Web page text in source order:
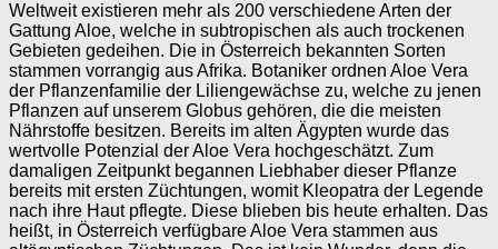
Weltweit existieren mehr als 200 verschiedene Arten der
Gattung Aloe, welche in subtropischen als auch trockenen
Gebieten gedeihen. Die in Österreich bekannten Sorten
stammen vorrangig aus Afrika. Botaniker ordnen Aloe Vera
der Pflanzenfamilie der Liliengewächse zu, welche zu jenen
Pflanzen auf unserem Globus gehören, die die meisten
Nährstoffe besitzen. Bereits im alten Ägypten wurde das
wertvolle Potenzial der Aloe Vera hochgeschätzt. Zum
damaligen Zeitpunkt begannen Liebhaber dieser Pflanze
bereits mit ersten Züchtungen, womit Kleopatra der Legende
nach ihre Haut pflegte. Diese blieben bis heute erhalten. Das
heißt, in Österreich verfügbare Aloe Vera stammen aus